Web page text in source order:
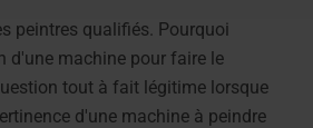
peintres qualifiés. Pourquoi
d'une machine pour faire le
tout à fait légitime lorsque
d'une machine à peindre